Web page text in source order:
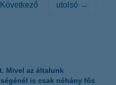
K&H token megújítás
Következő utolsó →
Mivel az általunk
is csak néhány fős